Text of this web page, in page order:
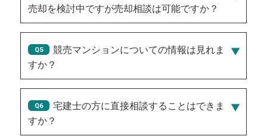
売却を検討中ですが売却相談は可能ですか？
競売マンションについての情報は見れま
すか？
宅建士の方に直接相談することはできま
すか？